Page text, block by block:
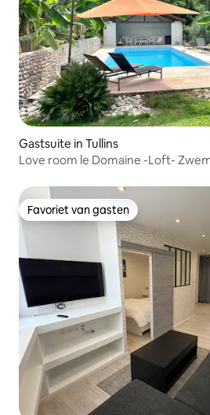
Gastsuite in Tullins
Favoriet van gasten
Favoriet van gasten